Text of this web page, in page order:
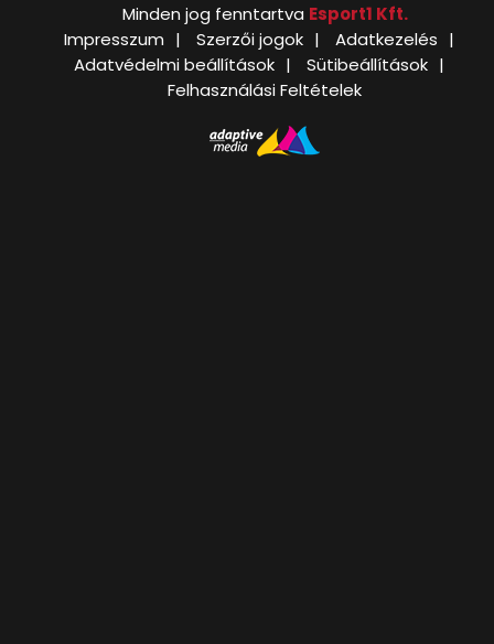
Minden jog fenntartva Esport1 Kft.
Impresszum
Szerzői jogok
Adatkezelés
Adatvédelmi beállítások
Sütibeállítások
Felhasználási Feltételek